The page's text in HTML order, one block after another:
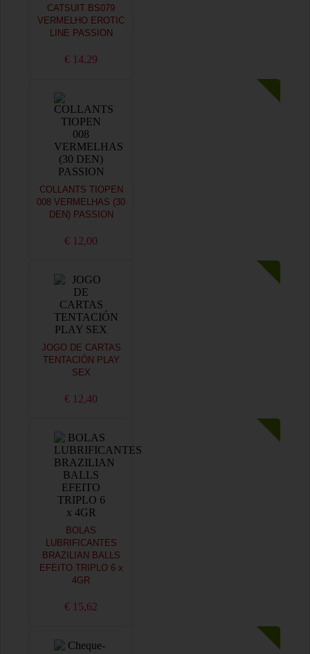
CATSUIT BS079
VERMELHO EROTIC
LINE PASSION
€ 14,29
COLLANTS TIOPEN
008 VERMELHAS (30
DEN) PASSION
€ 12,00
JOGO DE CARTAS
TENTACIÓN PLAY
SEX
€ 12,40
BOLAS
LUBRIFICANTES
BRAZILIAN BALLS
EFEITO TRIPLO 6 x
4GR
€ 15,62